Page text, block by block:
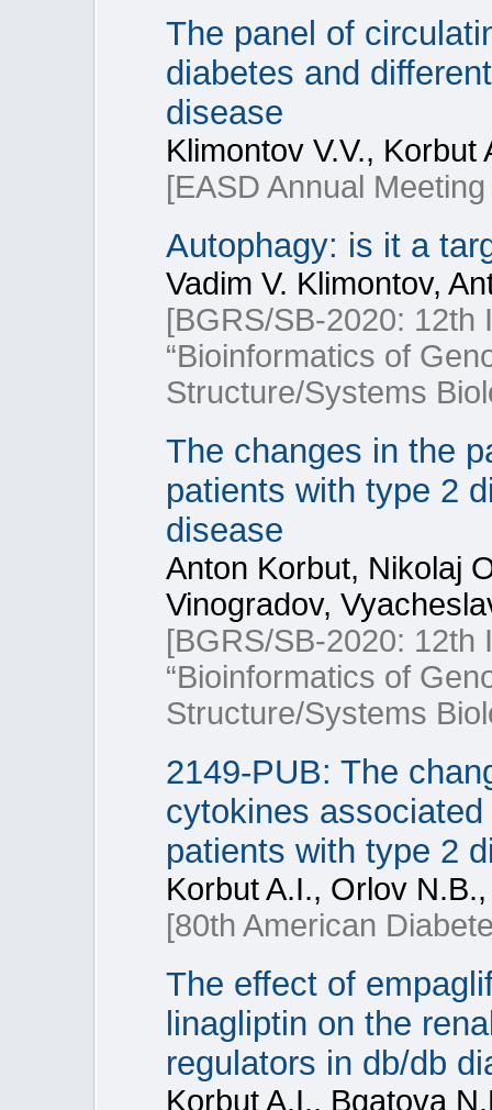
The panel of
diabetes and
disease
Klimontov V.V.,
[EASD Annual
Autophagy: is it a
Vadim V. Klimontov,
[BGRS/SB-2020: 12th
“Bioinformatics of
Structure/Systems
The changes in the
patients with type 2
disease
Anton Korbut, Nikolaj
Vinogradov,
[BGRS/SB-2020: 12th
“Bioinformatics of
Structure/Systems
2149-PUB: The
cytokines
patients with type 2
Korbut A.I., Orlov
[80th American
The effect of
linagliptin on the
regulators in db/db
Korbut A.I., Bgatova